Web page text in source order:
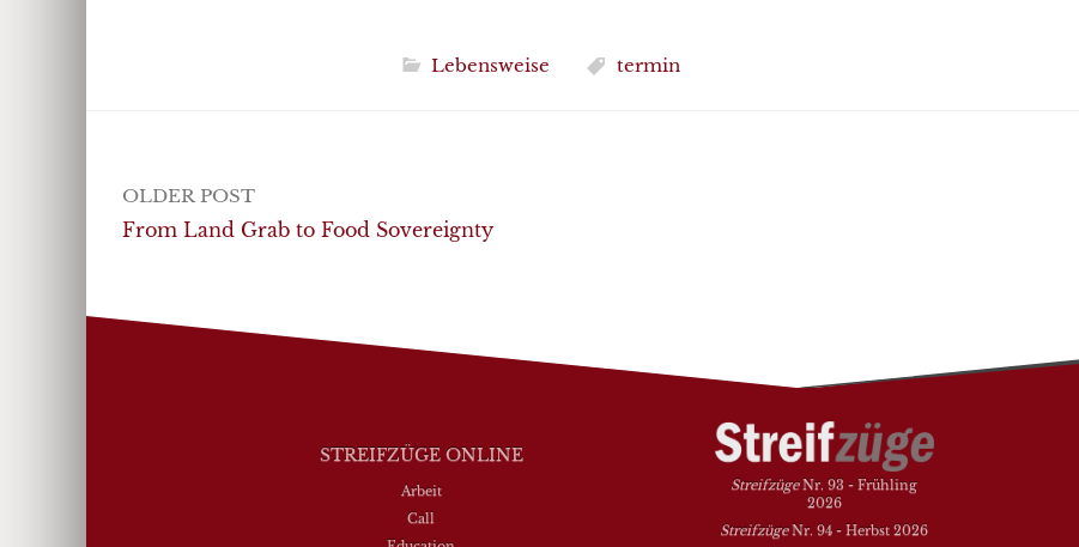
Lebensweise termin
Post
navigation
OLDER POST
From Land Grab to Food Sovereignty
STREIFZÜGE ONLINE
Arbeit
Call
StreifzügeNr. 93 - Frühling
2026
StreifzügeNr. 94 - Herbst 2026